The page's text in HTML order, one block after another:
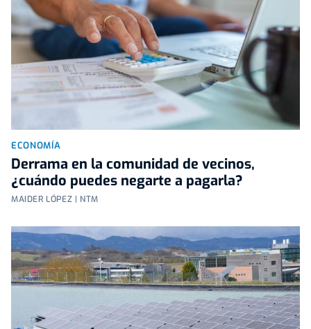
ECONOMÍA
Derrama en la comunidad de vecinos,
¿cuándo puedes negarte a pagarla?
MAIDER LÓPEZ | NTM